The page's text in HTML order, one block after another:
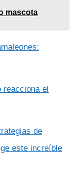
mascota
reacciona el
de
este increíble